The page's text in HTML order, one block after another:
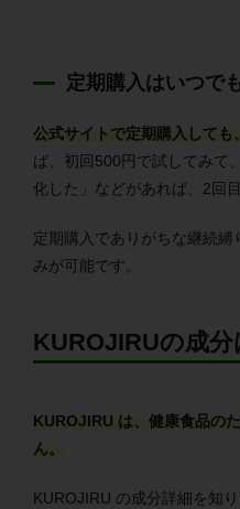
定期購入はいつで
公式サイトで定期購入しても
ば、初回500円で試してみて
化した」などがあれば、2回
定期購入でありがちな継続
みが可能です。
KUROJIRUの成
KUROJIRU は、健康食品の
ん。
KUROJIRU の成分詳細を知